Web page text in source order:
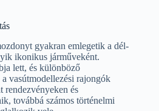
gyakran emlegetik a dél-
ikonikus járműveként.
lett, és különböző
vasútmodellezési rajongók
rendezvényeken és
továbbá számos történelmi